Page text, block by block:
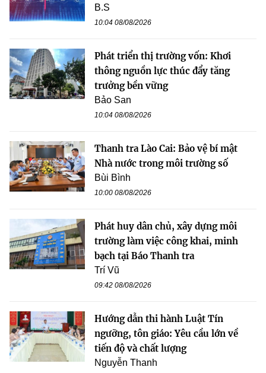
B.S
10:04 08/08/2026
Phát triển thị trường vốn: Khơi
thông nguồn lực thúc đẩy tăng
trưởng bền vững
Bảo San
10:04 08/08/2026
Thanh tra Lào Cai: Bảo vệ bí mật
Nhà nước trong môi trường số
Bùi Bình
10:00 08/08/2026
Phát huy dân chủ, xây dựng môi
trường làm việc công khai, minh
bạch tại Báo Thanh tra
Trí Vũ
09:42 08/08/2026
Hướng dẫn thi hành Luật Tín
ngưỡng, tôn giáo: Yêu cầu lớn về
tiến độ và chất lượng
Nguyễn Thanh